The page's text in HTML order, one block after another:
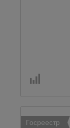
Госреестр